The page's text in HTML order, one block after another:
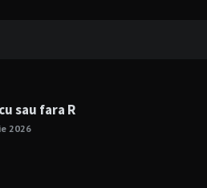
sau fara R
2026